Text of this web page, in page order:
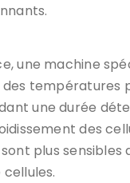
une machine
des températures
une durée
des
plus sensibles